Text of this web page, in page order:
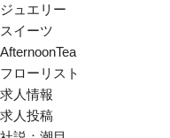
ジュエリー
スイーツ
AfternoonTea
フローリスト
求人情報
求人投稿